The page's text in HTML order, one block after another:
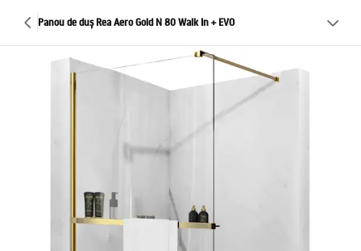
Panou de duș Rea Aero Gold N 80 Walk In + EVO